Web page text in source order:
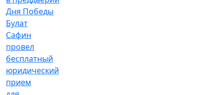
Булат
Сафин
провел
бесплатный
юридический
прием